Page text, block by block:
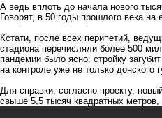
А ведь вплоть до начала нового
Говорят, в 50 годы прошлого века
Кстати, после всех перипетий,
стадиона перечисляли более 500
пандемии было ясно: стройку
на контроле уже не только донского
Для справки: согласно проекту,
свыше 5,5 тысяч квадратных